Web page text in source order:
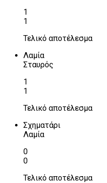
1
1
Τελικό αποτέλεσμα
Λαμία
Σταυρός
1
1
Τελικό αποτέλεσμα
Σχηματάρι
Λαμία
0
0
Τελικό αποτέλεσμα